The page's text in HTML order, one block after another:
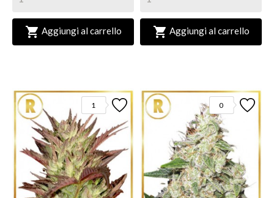
 Aggiungi al carrello  Aggiungi al carrello
1 0